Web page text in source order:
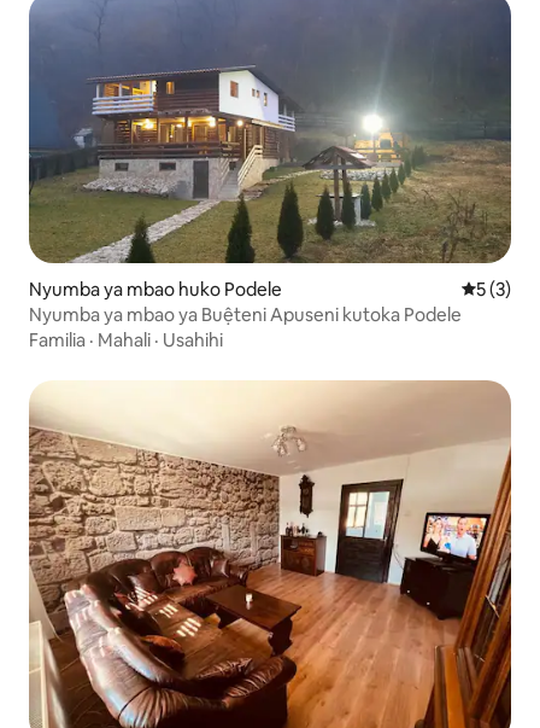
Nyumba ya mbao huko Podele
5 (3)
Nyumba ya mbao ya Buệteni Apuseni kutoka Podele
Familia · Mahali · Usahihi